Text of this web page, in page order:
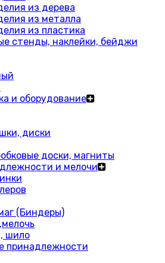
из дерева
из металла
из пластика
стенды, наклейки, бейджи
и оборудование
диски
доски, магниты
и мелочи
(Биндеры)
шило
принадлежности